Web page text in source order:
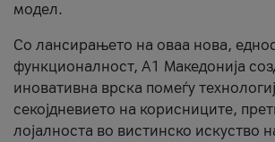
модел.
Со лансирањето на оваа нова,
функционалност, А1 Македонија
иновативна врска помеѓу
секојдневието на корисниците,
лојалноста во вистинско искуство